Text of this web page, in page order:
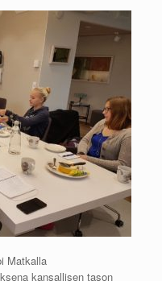
Matkalla
kansallisen tason